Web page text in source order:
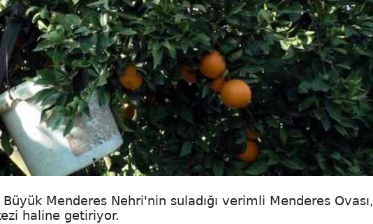
Menderes Nehri'nin suladığı verimli Menderes Ovası,
haline getiriyor.